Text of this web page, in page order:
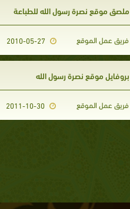
ملصق موقع نصرة رسول الله للطباعة
فريق عمل الموقع
بروفايل موقع نصرة رسول الله
فريق عمل الموقع 2011-10-30